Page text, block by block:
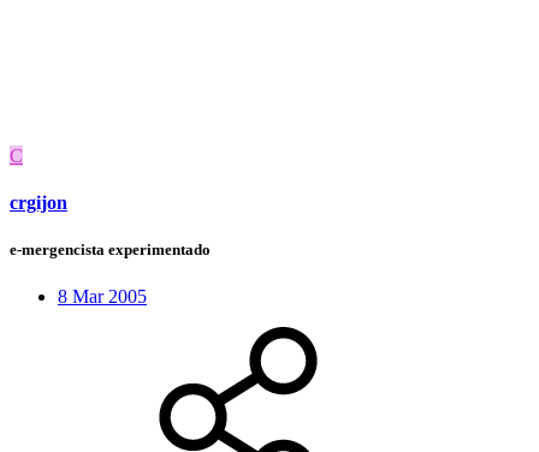
C
crgijon
e-mergencista experimentado
8 Mar 2005